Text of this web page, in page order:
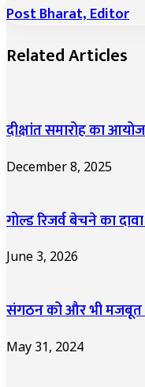
Post Bharat, Editor
Related Articles
दीक्षांत समारोह का
December 8, 2025
गोल्ड रिजर्व बेचने का
June 3, 2026
संगठन को और भी मजबूत
May 31, 2024